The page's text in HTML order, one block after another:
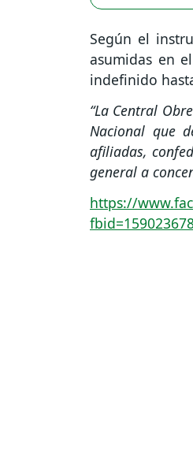
Según el
asumidas en
indefinido
“La Central
Nacional que
afiliadas,
general a
https://